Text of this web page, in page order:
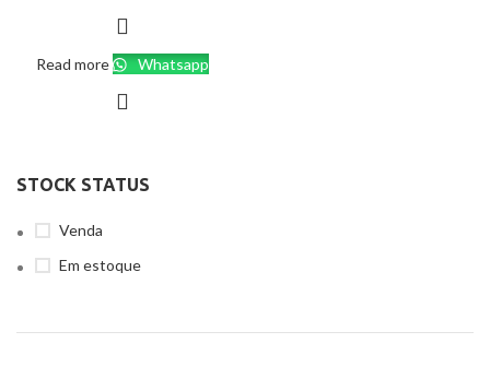
STOCK STATUS
Venda
Em estoque
Read more Whatsapp